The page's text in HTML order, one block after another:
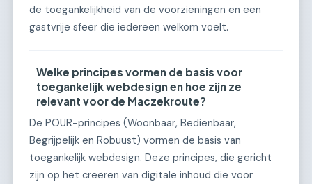
de toegankelijkheid van de voorzieningen en een
gastvrije sfeer die iedereen welkom voelt.
Welke principes vormen de basis voor
toegankelijk webdesign en hoe zijn ze
relevant voor de Maczekroute?
De POUR-principes (Woonbaar, Bedienbaar,
Begrijpelijk en Robuust) vormen de basis van
toegankelijk webdesign. Deze principes, die gericht
zijn op het creëren van digitale inhoud die voor